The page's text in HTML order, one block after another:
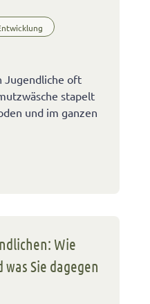
Jugendliche oft
stapelt
und im ganzen
Wie
Sie dagegen